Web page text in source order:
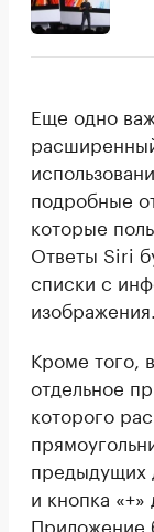
Еще одно
подробные
которые
Ответы Siri
списки с
изображения.
Кроме того,
отдельное
которого
предыдущих
и кнопка «+»
Приложение